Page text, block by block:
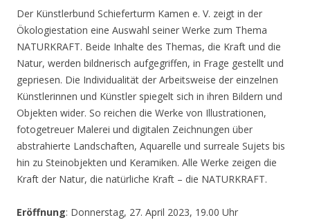
Der Künstlerbund Schieferturm Kamen e. V. zeigt in der
Ökologiestation eine Auswahl seiner Werke zum Thema
NATURKRAFT. Beide Inhalte des Themas, die Kraft und die
Natur, werden bildnerisch aufgegriffen, in Frage gestellt und
gepriesen. Die Individualität der Arbeitsweise der einzelnen
Künstlerinnen und Künstler spiegelt sich in ihren Bildern und
Objekten wider. So reichen die Werke von Illustrationen,
fotogetreuer Malerei und digitalen Zeichnungen über
abstrahierte Landschaften, Aquarelle und surreale Sujets bis
hin zu Steinobjekten und Keramiken. Alle Werke zeigen die
Kraft der Natur, die natürliche Kraft – die NATURKRAFT.
Eröffnung: Donnerstag, 27. April 2023, 19.00 Uhr